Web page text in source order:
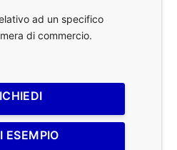
ad un specifico
di commercio.
ESEMPIO